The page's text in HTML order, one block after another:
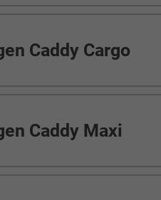
Caddy Cargo
Caddy Maxi